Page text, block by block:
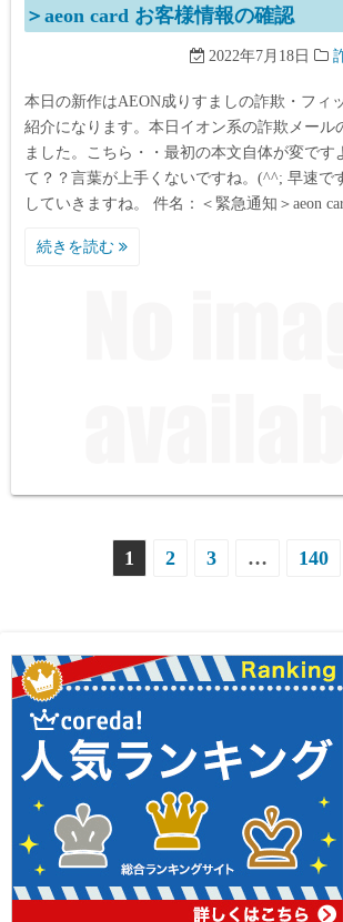
＞aeon card お客様情報の確認
2022年7月18日
本日の新作はAEON成りすましの詐欺・フィ
紹介になります。本日イオン系の詐欺メール
ました。こちら・・最初の本文自体が変です
て？？言葉が上手くないですね。(^^; 早速で
していきますね。 件名：＜緊急通知＞aeon
続きを読む
ビ
ゲ
ー
ョ
ン
1 2 3 … 140